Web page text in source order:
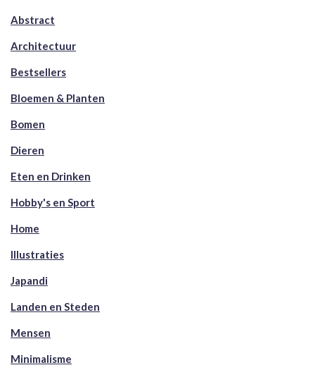
Abstract
Architectuur
Bestsellers
Bloemen & Planten
Bomen
Dieren
Eten en Drinken
Hobby's en Sport
Home
Illustraties
Japandi
Landen en Steden
Mensen
Minimalisme